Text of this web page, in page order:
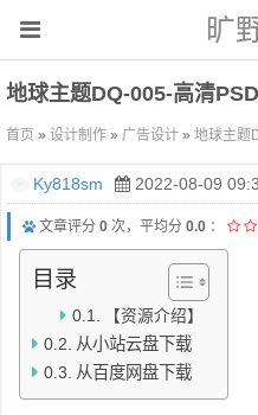
旷
地球主题DQ-005-高清
首页 » 设计制作 » 广告设计 » 地球主题
Ky818sm 2022-08-09
文章评分 0 次，平均分 0.0 ：
目录
【资源介绍】
从小站云盘下载
从百度网盘下载